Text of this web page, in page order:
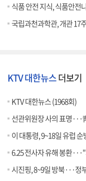
식품 안전 지식, 식품안전나
국립과천과학관, 개관 17주년
KTV 대한뉴스더보기
KTV 대한뉴스 (1968회)
선관위원장 사의 표명
이 대통령, 9~18일 유럽
6.25 전사자 유해 봉환
시진핑, 8~9일 방북···정